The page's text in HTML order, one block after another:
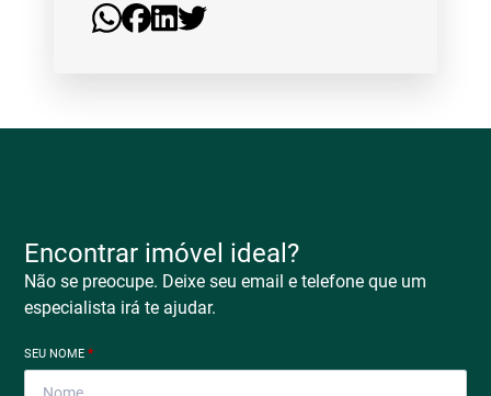
Encontrar imóvel ideal?
Não se preocupe. Deixe seu email e telefone que um
especialista irá te ajudar.
SEU NOME*